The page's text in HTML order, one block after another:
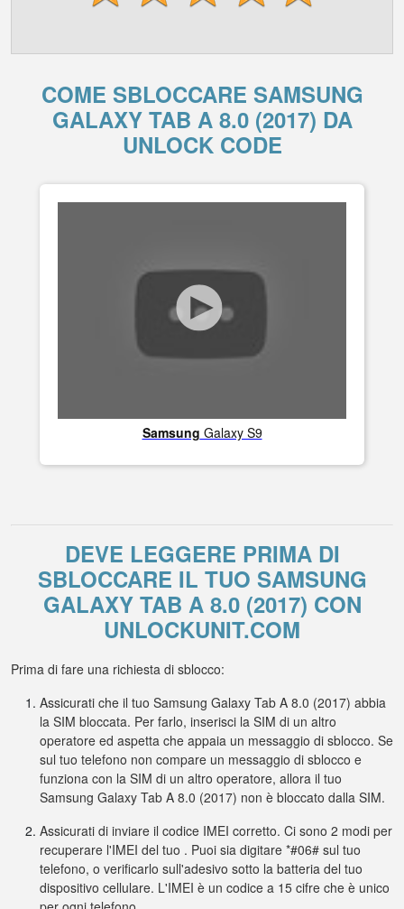
COME SBLOCCARE SAMSUNG
GALAXY TAB A 8.0 (2017) DA
UNLOCK CODE
Samsung Galaxy S9
DEVE LEGGERE PRIMA DI
SBLOCCARE IL TUO SAMSUNG
GALAXY TAB A 8.0 (2017) CON
UNLOCKUNIT.COM
Prima di fare una richiesta di sblocco:
Assicurati che il tuo Samsung Galaxy Tab A 8.0 (2017) abbia
la SIM bloccata. Per farlo, inserisci la SIM di un altro
operatore ed aspetta che appaia un messaggio di sblocco. Se
sul tuo telefono non compare un messaggio di sblocco e
funziona con la SIM di un altro operatore, allora il tuo
Samsung Galaxy Tab A 8.0 (2017) non è bloccato dalla SIM.
Assicurati di inviare il codice IMEI corretto. Ci sono 2 modi per
recuperare l'IMEI del tuo . Puoi sia digitare *#06# sul tuo
telefono, o verificarlo sull'adesivo sotto la batteria del tuo
dispositivo cellulare. L'IMEI è un codice a 15 cifre che è unico